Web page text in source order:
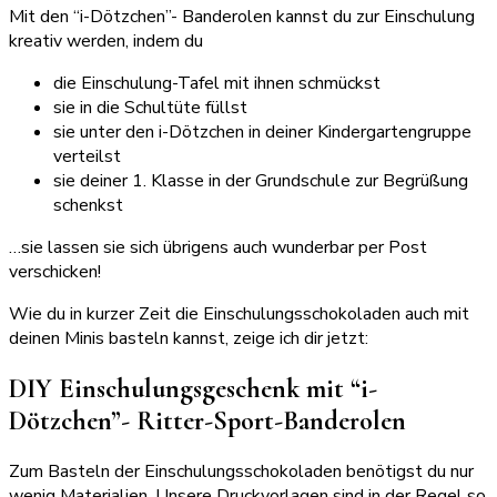
Mit den “i-Dötzchen”- Banderolen kannst du zur Einschulung
kreativ werden, indem du
die Einschulung-Tafel mit ihnen schmückst
sie in die Schultüte füllst
sie unter den i-Dötzchen in deiner Kindergartengruppe
verteilst
sie deiner 1. Klasse in der Grundschule zur Begrüßung
schenkst
…sie lassen sie sich übrigens auch wunderbar per Post
verschicken!
Wie du in kurzer Zeit die Einschulungsschokoladen auch mit
deinen Minis basteln kannst, zeige ich dir jetzt:
DIY Einschulungsgeschenk mit “i-
Dötzchen”- Ritter-Sport-Banderolen
Zum Basteln der Einschulungsschokoladen benötigst du nur